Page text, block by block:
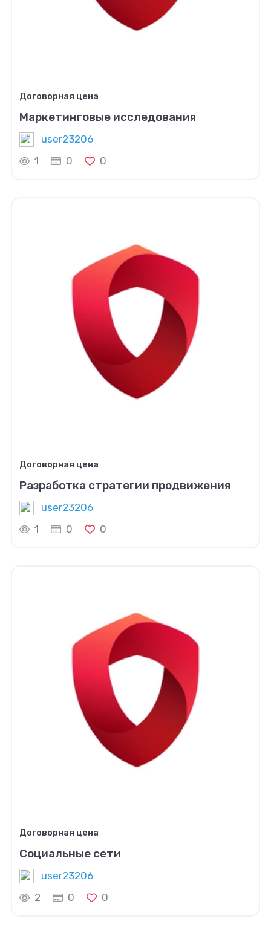
Договорная цена
Маркетинговые исследования
user23206
1
0 0
Договорная цена
Разработка стратегии продвижения
user23206
1
0 0
Договорная цена
Социальные сети
user23206
2
0 0